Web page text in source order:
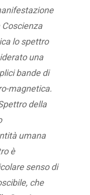
lo spettro
una
bande di
magnetica.
della
umana
è
senso di
che